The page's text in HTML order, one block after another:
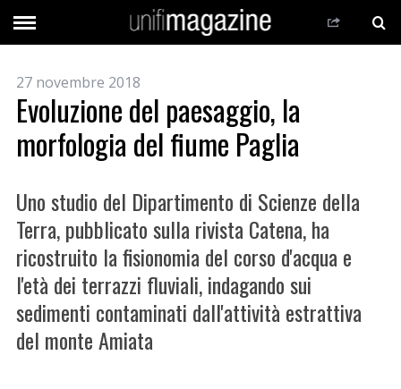
27 novembre 2018
Evoluzione del paesaggio, la
morfologia del fiume Paglia
Uno studio del Dipartimento di Scienze della
Terra, pubblicato sulla rivista Catena, ha
ricostruito la fisionomia del corso d'acqua e
l'età dei terrazzi fluviali, indagando sui
sedimenti contaminati dall'attività estrattiva
del monte Amiata